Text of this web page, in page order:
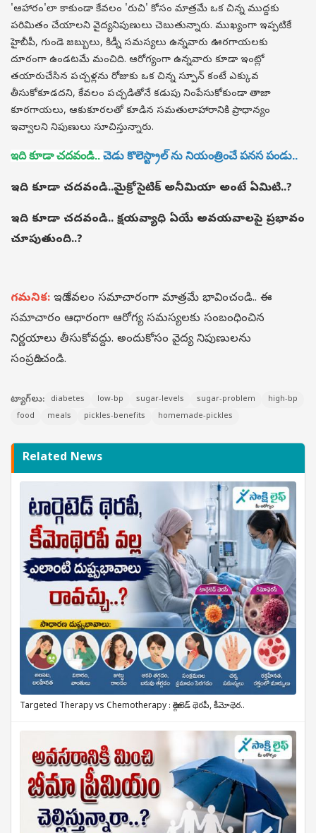
'ఆహారం'లా కాకుండా కేవలం 'రుచి' కోసం మాత్రమే ఒక చిన్న ముద్దకు
పరిమితం చేయాలని వైద్యనిపుణులు చెబుతున్నారు. ముఖ్యంగా ఇప్పటికే
హైబీపీ, గుండె జబ్బులు, కిడ్నీ సమస్యలు ఉన్నవారు ఊరగాయలకు
దూరంగా ఉండటమే మంచిది. ఆరోగ్యంగా ఉన్నవారు కూడా ఇంట్లో
తయారుచేసిన పచ్చళ్లను రోజుకు ఒక చిన్న స్పూన్ కంటే ఎక్కువ
తీసుకోకూడదని, కేవలం పచ్చడితోనే కడుపు నింపేసుకోకుండా తాజా
కూరగాయలు, ఆకుకూరలతో కూడిన సమతులాహారానికి ప్రాధాన్యం
ఇవ్వాలని నిపుణులు సూచిస్తున్నారు.
ఇది కూడా చదవండి.. చెడు కొలెస్ట్రాల్ ను నియంత్రించే పనస పండు..
ఇది కూడా చదవండి..మైక్రోసైటిక్ అనీమియా అంటే ఏమిటి..?
ఇది కూడా చదవండి.. క్షయవ్యాధి ఏయే అవయవాలపై ప్రభావం
చూపుతుంది..?
గమనిక: ఇది కేవలం సమాచారంగా మాత్రమే భావించండి.. ఈ
సమాచారం ఆధారంగా ఆరోగ్య సమస్యలకు సంబంధించిన
నిర్ణయాలు తీసుకోవద్దు. అందుకోసం వైద్య నిపుణులను
సంప్రదించండి.
ట్యాగ్‌లు: diabetes low-bp sugar-levels sugar-problem
high-bp
food
meals pickles-benefits homemade-pickles
Related News
Targeted Therapy vs Chemotherapy : టార్గెటెడ్ థెరపీ, కీమోథెర..